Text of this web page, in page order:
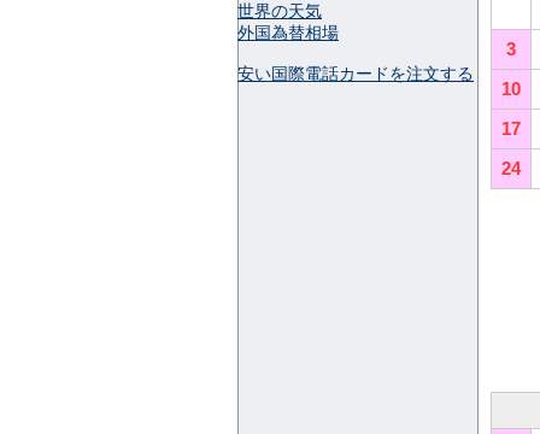
3
10
17
24
世界の天気
外国為替相場
安い国際電話カードを注文する